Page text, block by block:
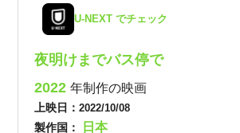
U-NEXT でチェック
夜明けまでバス停で
2022年制作の映画
上映日：2022/10/08
製作国： 日本